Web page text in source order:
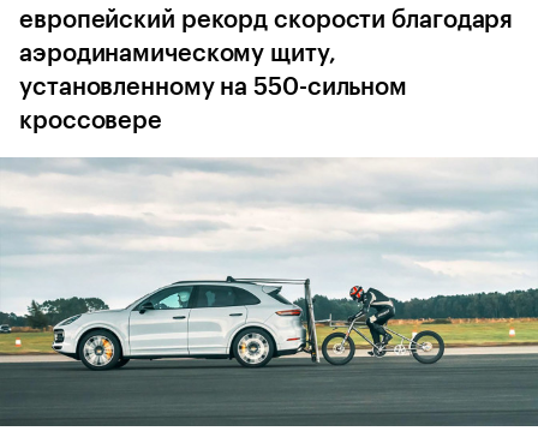
европейский рекорд скорости благодаря
аэродинамическому щиту,
установленному на 550-сильном
кроссовере